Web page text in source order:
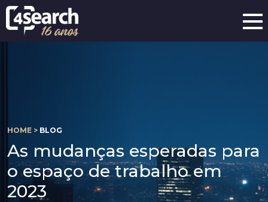
HOME > BLOG
As mudanças esperadas para
o espaço de trabalho em
2023